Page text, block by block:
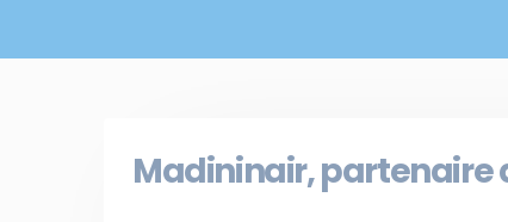
Madininair, partenaire